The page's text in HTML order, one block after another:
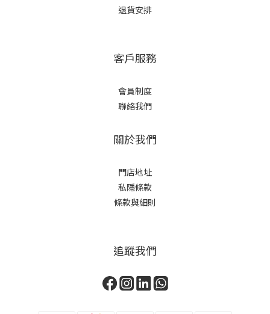
退貨安排
客戶服務
會員制度
聯絡我們
關於我們
門店地址
私隱條款
條款與細則
追蹤我們